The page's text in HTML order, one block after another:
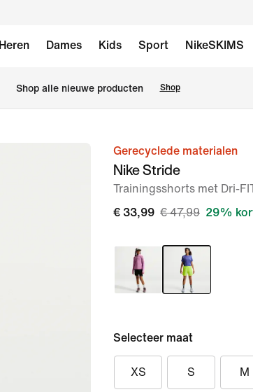
Heren Dames Kids Sport NikeSKIMS
Shop alle nieuwe producten Shop
afbeelding
Gerecyclede materialen
Nike Stride
Trainingsshorts met Dri-
€ 33,99 € 47,99 29%
Selecteer maat
XS S M